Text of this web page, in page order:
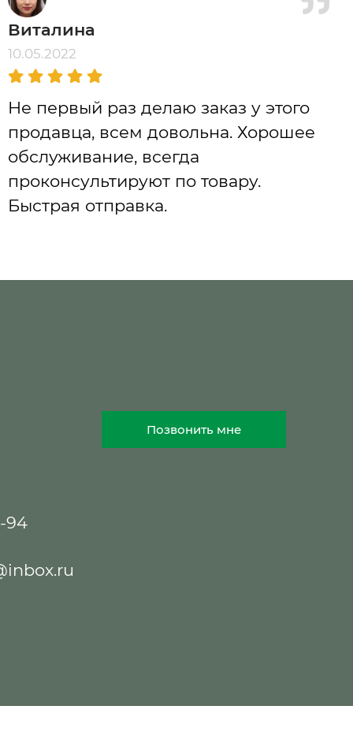
Виталина
10.05.2022
Не первый раз делаю заказ у этого
продавца, всем довольна. Хорошее
обслуживание, всегда
проконсультируют по товару.
Быстрая отправка.
94
Позвонить мне